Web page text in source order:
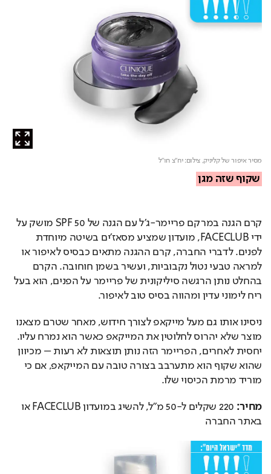
מסיר איפור של קליניק,צילום: יח"צ חו"ל
שקוף שזה מגן
קרם הגנה במרקם פריימר-ג'ל עם הגנה של 50 SPF מושק על
ידי FACECLUB, מועדון שמציע מסאז'ים בשיטה מיוחדת
לפנים. לדברי החברה, קרם ההגנה מתאים כבסיס לאיפור או
למראה טבעי נטול נקבוביות, ועשיר בשמן חוחובה. הקרם
בהחלט נותן הרגשה סיליקונית של פריימר על הפנים, הוא בעל
ריח לימוני עדין ומהווה בסיס טוב לאיפור.
ניסינו אותו גם מעל מייקאפ לצורך חידוש, מאחר שטרם מצאנו
מוצר שלא יהרוס לחלוטין את המייקאפ כאשר הוא נמרח עליו.
יחסית לאחרים, הפריימר הזה נותן תוצאות לא רעות – מכיוון
שהוא שקוף הוא מתערבב בצורה טובה עם המייקאפ, אם כי
מוריד מרמת הכיסוי שלו.
מחיר:
220 שקלים ל-50 מ"ל, להשיג במועדון FACECLUB או
באתר החברה